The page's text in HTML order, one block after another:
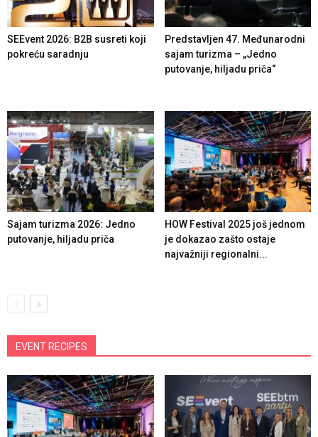
SEEvent 2026: B2B susreti koji
pokreću saradnju
Predstavljen 47. Međunarodni
sajam turizma – „Jedno
putovanje, hiljadu priča“
Sajam turizma 2026: Jedno
putovanje, hiljadu priča
HOW Festival 2025 još jednom
je dokazao zašto ostaje
najvažniji regionalni...
EVENT RECIPES